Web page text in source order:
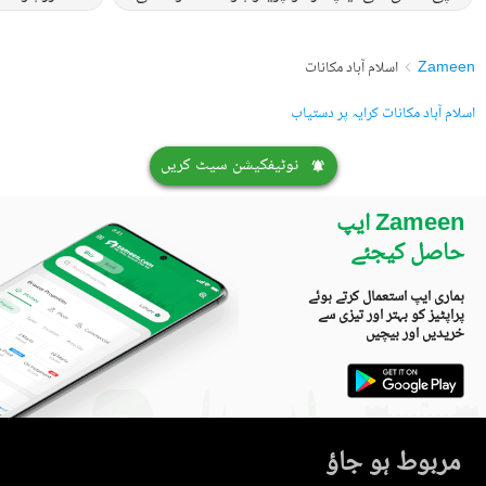
Zameen
اسلام آباد مکانات
اسلام آباد مکانات کرایہ پر دستیاب
نوٹیفکیشن سیٹ کریں
Zameen ایپ
حاصل کیجئے
ہماری ایپ استعمال کرتے ہوئے
پراپٹیز کو بہتر اور تیزی سے
خریدیں اور بیچیں
مربوط ہو جاؤ